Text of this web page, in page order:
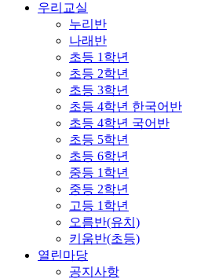
우리교실
누리반
나래반
초등 1학년
초등 2학년
초등 3학년
초등 4학년 한국어반
초등 4학년 국어반
초등 5학년
초등 6학년
중등 1학년
중등 2학년
고등 1학년
오름반(유치)
키움반(초등)
열린마당
공지사항